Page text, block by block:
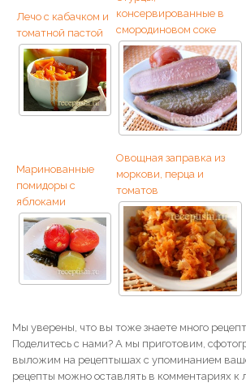
Лечо с кабачком и
томатной пастой
консервированные в
смородиновом соке
Маринованные
помидоры с
яблоками
Овощная заправка из
моркови, перца и
томатов
Мы уверены, что вы тоже знаете много
Поделитесь с нами? А мы приготовим,
выложим на рецептышах с упоминанием
рецепты можно оставлять в комментариях к